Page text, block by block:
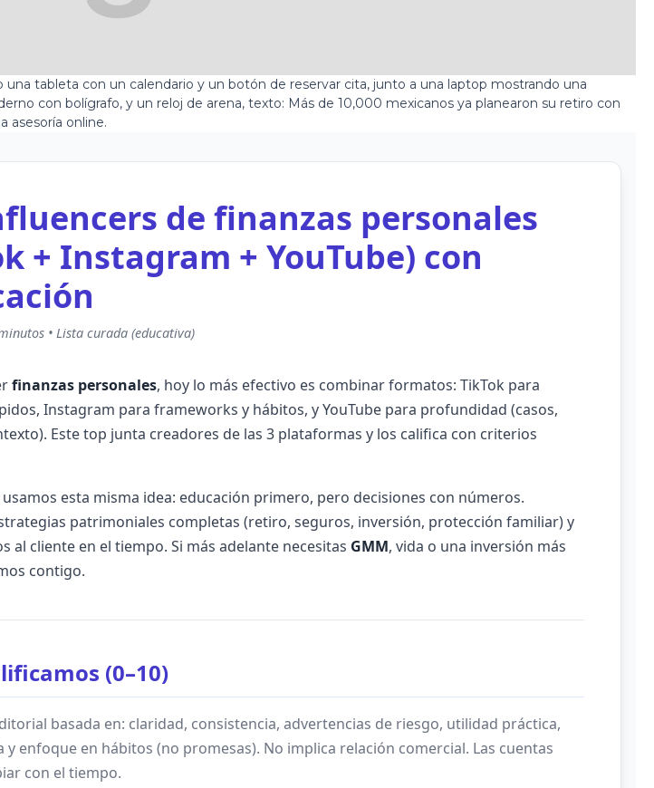
de finanzas personales
+ Instagram + YouTube) con
• Lista curada (educativa)
finanzas personales, hoy lo más efectivo es combinar formatos: TikTok para
Instagram para frameworks y hábitos, y YouTube para profundidad (casos,
Este top junta creadores de las 3 plataformas y los califica con criterios
usamos esta misma idea: educación primero, pero decisiones con números.
patrimoniales completas (retiro, seguros, inversión, protección familiar) y
al cliente en el tiempo. Si más adelante necesitas GMM, vida o una inversión más
contigo.
(0–10)
basada en: claridad, consistencia, advertencias de riesgo, utilidad práctica,
y enfoque en hábitos (no promesas). No implica relación comercial. Las cuentas
con el tiempo.